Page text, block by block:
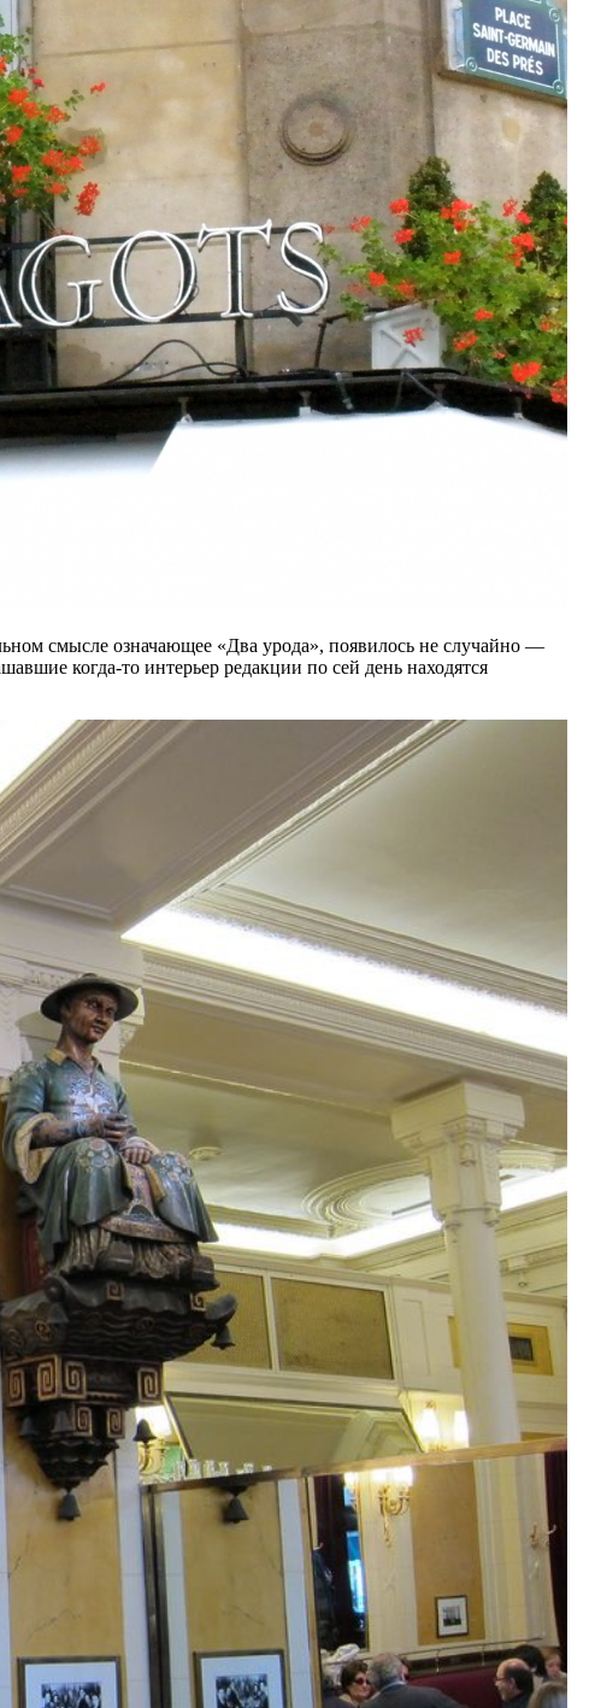
смысле означающее «Два урода», появилось не случайно —
когда-то интерьер редакции по сей день находятся